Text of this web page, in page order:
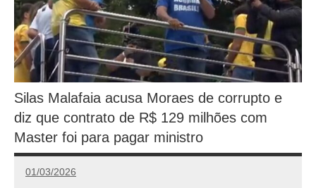
Silas Malafaia acusa Moraes de corrupto e
diz que contrato de R$ 129 milhões com
Master foi para pagar ministro
01/03/2026
Redação